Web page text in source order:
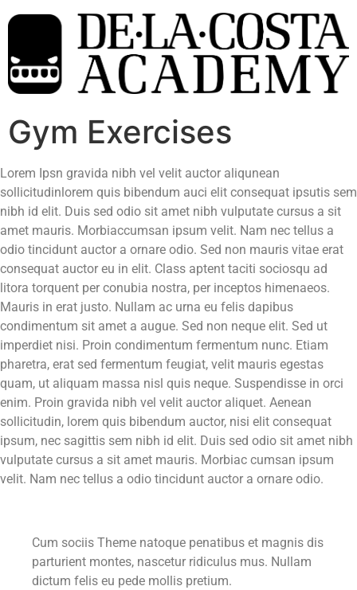
Gym Exercises
Lorem Ipsn gravida nibh vel velit auctor aliqunean
sollicitudinlorem quis bibendum auci elit consequat ipsutis sem
nibh id elit. Duis sed odio sit amet nibh vulputate cursus a sit
amet mauris. Morbiaccumsan ipsum velit. Nam nec tellus a
odio tincidunt auctor a ornare odio. Sed non mauris vitae erat
consequat auctor eu in elit. Class aptent taciti sociosqu ad
litora torquent per conubia nostra, per inceptos himenaeos.
Mauris in erat justo. Nullam ac urna eu felis dapibus
condimentum sit amet a augue. Sed non neque elit. Sed ut
imperdiet nisi. Proin condimentum fermentum nunc. Etiam
pharetra, erat sed fermentum feugiat, velit mauris egestas
quam, ut aliquam massa nisl quis neque. Suspendisse in orci
enim. Proin gravida nibh vel velit auctor aliquet. Aenean
sollicitudin, lorem quis bibendum auctor, nisi elit consequat
ipsum, nec sagittis sem nibh id elit. Duis sed odio sit amet nibh
vulputate cursus a sit amet mauris. Morbiac cumsan ipsum
velit. Nam nec tellus a odio tincidunt auctor a ornare odio.
Cum sociis Theme natoque penatibus et magnis dis
parturient montes, nascetur ridiculus mus. Nullam
dictum felis eu pede mollis pretium.